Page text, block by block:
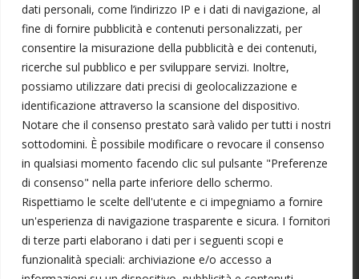
dati personali, come l’indirizzo IP e i dati di navigazione, al
fine di fornire pubblicità e contenuti personalizzati, per
consentire la misurazione della pubblicità e dei contenuti,
ricerche sul pubblico e per sviluppare servizi. Inoltre,
possiamo utilizzare dati precisi di geolocalizzazione e
identificazione attraverso la scansione del dispositivo.
Notare che il consenso prestato sarà valido per tutti i nostri
sottodomini. È possibile modificare o revocare il consenso
in qualsiasi momento facendo clic sul pulsante "Preferenze
di consenso" nella parte inferiore dello schermo.
Rispettiamo le scelte dell'utente e ci impegniamo a fornire
un'esperienza di navigazione trasparente e sicura. I fornitori
di terze parti elaborano i dati per i seguenti scopi e
funzionalità speciali: archiviazione e/o accesso a
Labru Sensei – 7 dan Kyoshi
Seminario Tecnico con Jean-Pierre
Labru Sensei – 7 dan Kyoshi
Covid19 – DPCM La pratica
continua